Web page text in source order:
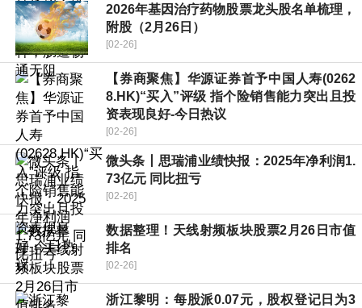
2026年基因治疗药物股票龙头股名单梳理，
附股（2月26日）
[02-26]
【券商聚焦】华源证券首予中国人寿(0262
8.HK)“买入”评级 指个险销售能力突出且投
资表现良好-今日热议
[02-26]
微头条丨思瑞浦业绩快报：2025年净利润1.
73亿元 同比扭亏
[02-26]
数据整理！天线射频板块股票2月26日市值
排名
[02-26]
浙江黎明：每股派0.07元，股权登记日为3